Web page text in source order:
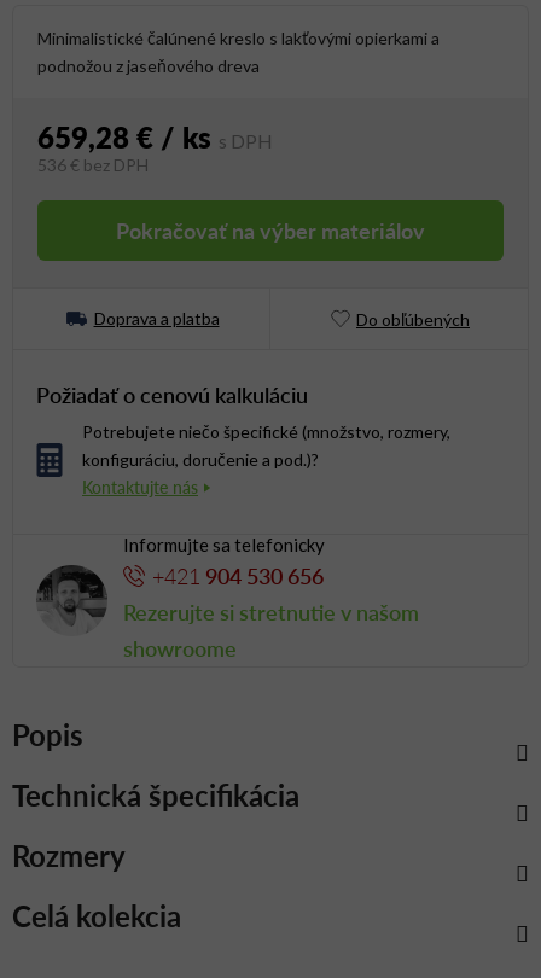
Minimalistické čalúnené kreslo s lakťovými opierkami a
podnožou z jaseňového dreva
659,28 € / ks
536 € bez DPH
Pokračovať na výber materiálov
Doprava a platba Do obľúbených
Požiadať o cenovú kalkuláciu
Potrebujete niečo špecifické (množstvo, rozmery,
konfiguráciu, doručenie a pod.)?
Informujte sa telefonicky
+421 904 530 656
Rezerujte si stretnutie v našom
showroome
Popis
Celá kolekcia
Rozmery
Technická špecifikácia